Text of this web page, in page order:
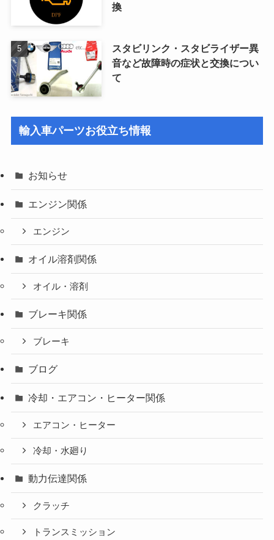
換
スタビリンク・スタビライザー異
音など故障時の症状と交換につい
て
輸入車パーツお役立ち情報
お知らせ
エンジン関係
エンジン
オイル溶剤関係
オイル・溶剤
ブレーキ関係
ブレーキ
ブログ
冷却・エアコン・ヒーター関係
エアコン・ヒーター
冷却・水廻り
動力伝達関係
クラッチ
トランスミッション